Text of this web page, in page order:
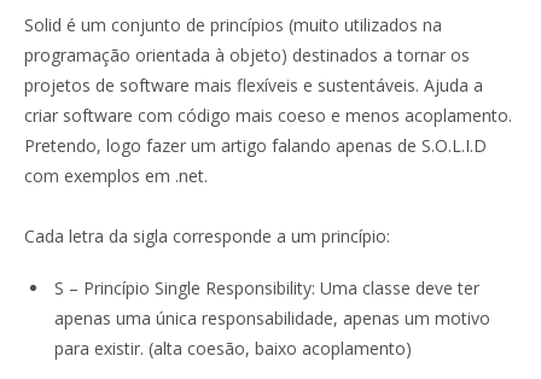
Solid é um conjunto de princípios (muito utilizados na
programação orientada à objeto) destinados a tornar os
projetos de software mais flexíveis e sustentáveis. Ajuda a
criar software com código mais coeso e menos acoplamento.
Pretendo, logo fazer um artigo falando apenas de S.O.L.I.D
com exemplos em .net.
Cada letra da sigla corresponde a um princípio:
S – Princípio Single Responsibility: Uma classe deve ter
apenas uma única responsabilidade, apenas um motivo
para existir. (alta coesão, baixo acoplamento)